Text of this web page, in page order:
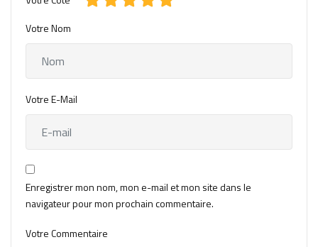
Votre Nom
Votre E-Mail
Enregistrer mon nom, mon e-mail et mon site dans le
navigateur pour mon prochain commentaire.
Votre Commentaire